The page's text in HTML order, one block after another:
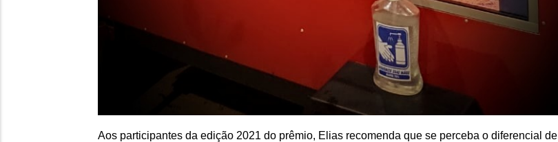
Aos participantes da edição 2021 do prêmio, Elias recomenda que se perceba o diferencial de